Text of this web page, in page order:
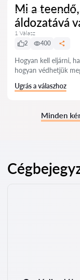
Mi a
áldozatává
1 Válasz
2
400
Hogyan kell eljárni,
hogyan védhetjük
Ugrás a válaszhoz
Minden